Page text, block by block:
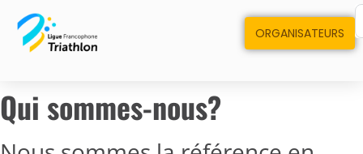
ORGANISATEURS
Qui sommes-nous?